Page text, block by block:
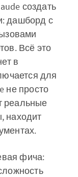
создать
дашборд с
Всё это
в
для
не просто
реальные
находит
фича: